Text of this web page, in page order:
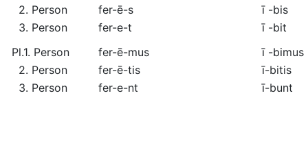
2. Person
fer-ē-s ī -bis
3. Person
fer-e-t ī -bit
Pl.1. Person fer-ē-mus ī -bimus
2. Person
fer-ē-tis ī-bitis
3. Person
fer-e-nt ī-bunt